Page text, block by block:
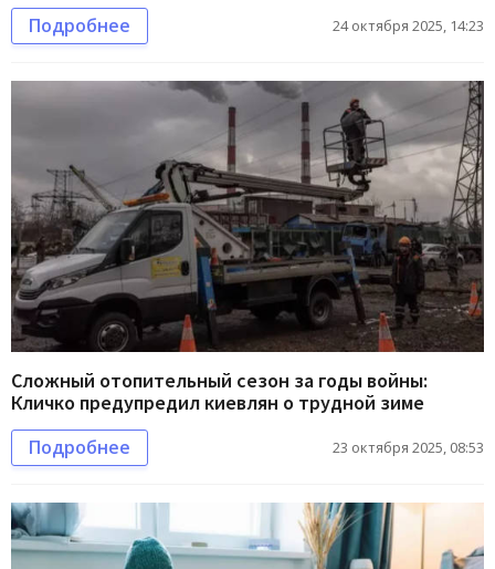
Подробнее 24 октября 2025, 14:23
Сложный отопительный сезон за годы войны:
Кличко предупредил киевлян о трудной зиме
Подробнее 23 октября 2025, 08:53